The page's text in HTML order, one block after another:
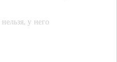
у него